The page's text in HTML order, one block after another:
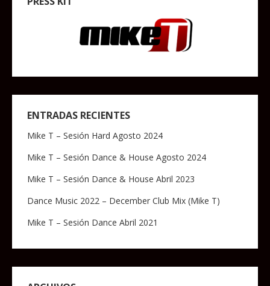
ENTRADAS RECIENTES
Mike T – Sesión Hard Agosto 2024
Mike T – Sesión Dance & House Agosto 2024
Mike T – Sesión Dance & House Abril 2023
Dance Music 2022 – December Club Mix (Mike T)
Mike T – Sesión Dance Abril 2021